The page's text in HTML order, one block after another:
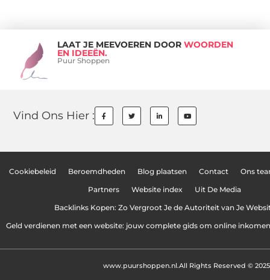
LAAT JE MEEVOEREN DOOR WOORDEN
EN IDEEËN.
Puur Shoppen
Vind Ons Hier :
Cookiebeleid Beroemdheden Blog plaatsen Contact Ons
Partners Website index Uit De Media
Backlinks Kopen: Zo Vergroot Je de Autoriteit van Je
Geld verdienen met een website: jouw complete gids om online
All Rights Reserved © 2025
www.puurshoppen.nl.